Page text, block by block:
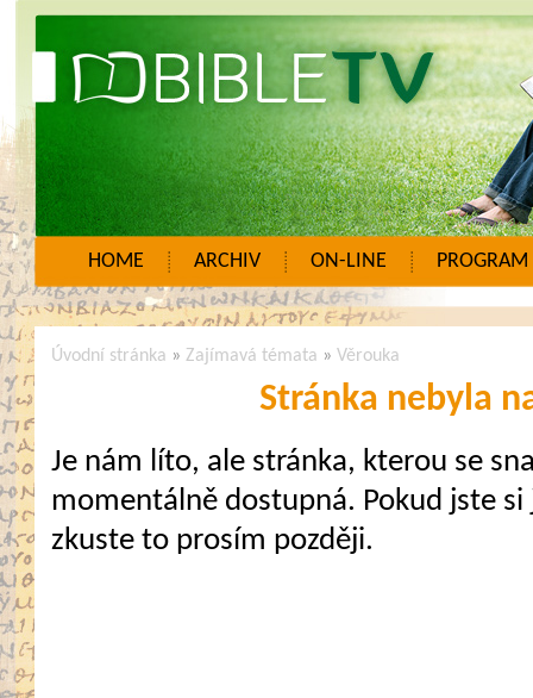
HOME ARCHIV ON-LINE PROGRAM
Úvodní stránka »Zajímavá témata » Věrouka
Stránka nebyla
Je nám líto, ale stránka, kterou se
momentálně dostupná. Pokud jste
zkuste to prosím později.